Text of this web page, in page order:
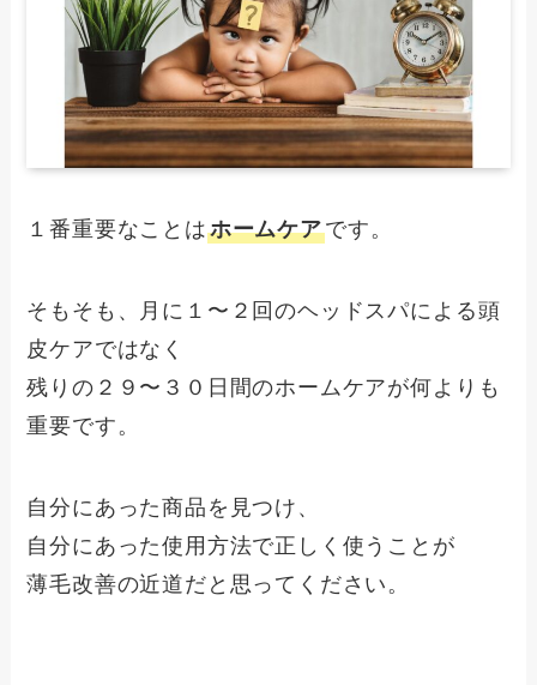
１番重要なことはホームケアです。
そもそも、月に１〜２回のヘッドスパによる頭
皮ケアではなく
残りの２９〜３０日間のホームケアが何よりも
重要です。
自分にあった商品を見つけ、
自分にあった使用方法で正しく使うことが
薄毛改善の近道だと思ってください。